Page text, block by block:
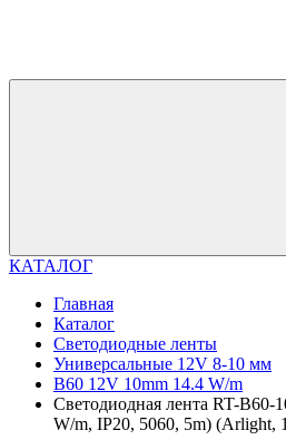
КАТАЛОГ
Главная
Каталог
Светодиодные ленты
Универсальные 12V 8-10 мм
B60 12V 10mm 14.4 W/m
Светодиодная лента RT-B60-
W/m, IP20, 5060, 5m) (Arlight,